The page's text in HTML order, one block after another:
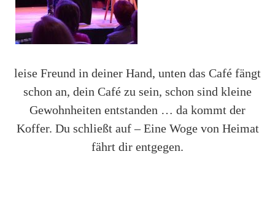
leise Freund in deiner Hand, unten das Café fängt
schon an, dein Café zu sein, schon sind kleine
Gewohnheiten entstanden … da kommt der
Koffer. Du schließt auf – Eine Woge von Heimat
fährt dir entgegen.